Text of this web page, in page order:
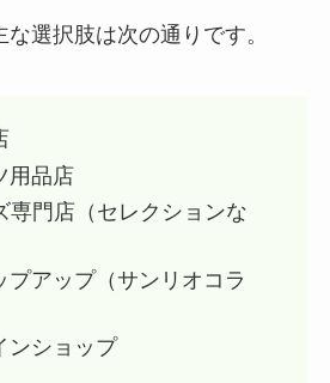
選択肢は次の通りです。
用品店
専門店（セレクションな
プアップ（サンリオコラ
ンショップ